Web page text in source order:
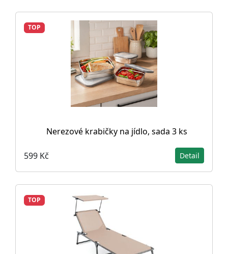
TOP
Nerezové krabičky na jídlo, sada 3 ks
599 Kč Detail
TOP